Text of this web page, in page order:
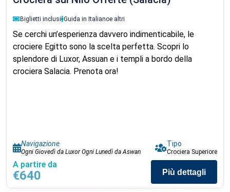
Biglietti inclusi Guida in Italianoe altri
Se cerchi un’esperienza davvero indimenticabile, le
crociere Egitto sono la scelta perfetta. Scopri lo
splendore di Luxor, Assuan e i templi a bordo della
crociera Salacia. Prenota ora!
Navigazione
Ogni Giovedì da Luxor Ogni Lunedì da Aswan
Tipo
Crociera Superiore
A partire da
€640 Più dettagli